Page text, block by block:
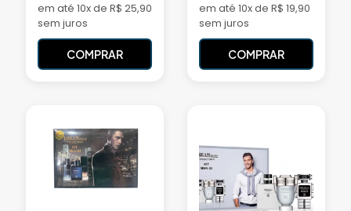
em até 10x de R$ 25,90
sem juros
COMPRAR
em até 10x de R$ 19,90
sem juros
COMPRAR